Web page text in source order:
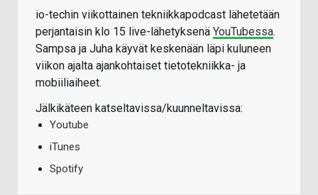
io-techin viikottainen tekniikkapodcast lähetetään
perjantaisin klo 15 live-lähetyksenä YouTubessa.
Sampsa ja Juha käyvät keskenään läpi kuluneen
viikon ajalta ajankohtaiset tietotekniikka- ja
mobiiliaiheet.
Jälkikäteen katseltavissa/kuunneltavissa:
Youtube
iTunes
Spotify